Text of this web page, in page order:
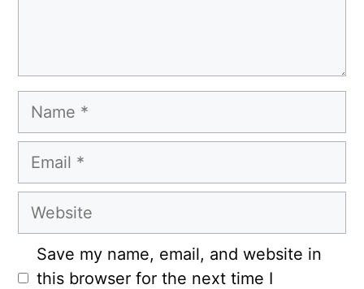
Name
Email
Website
Save my name, email, and website in
this browser for the next time I